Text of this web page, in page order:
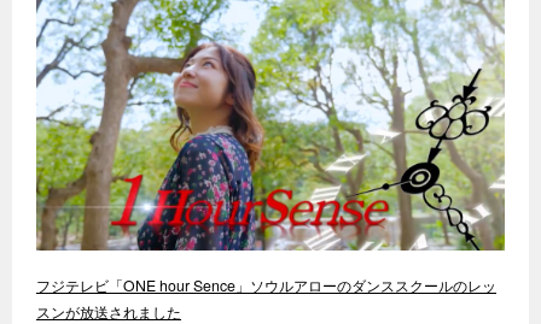
フジテレビ「ONE hour Sence」ソウルアローのダンススクールのレッ
スンが放送されました